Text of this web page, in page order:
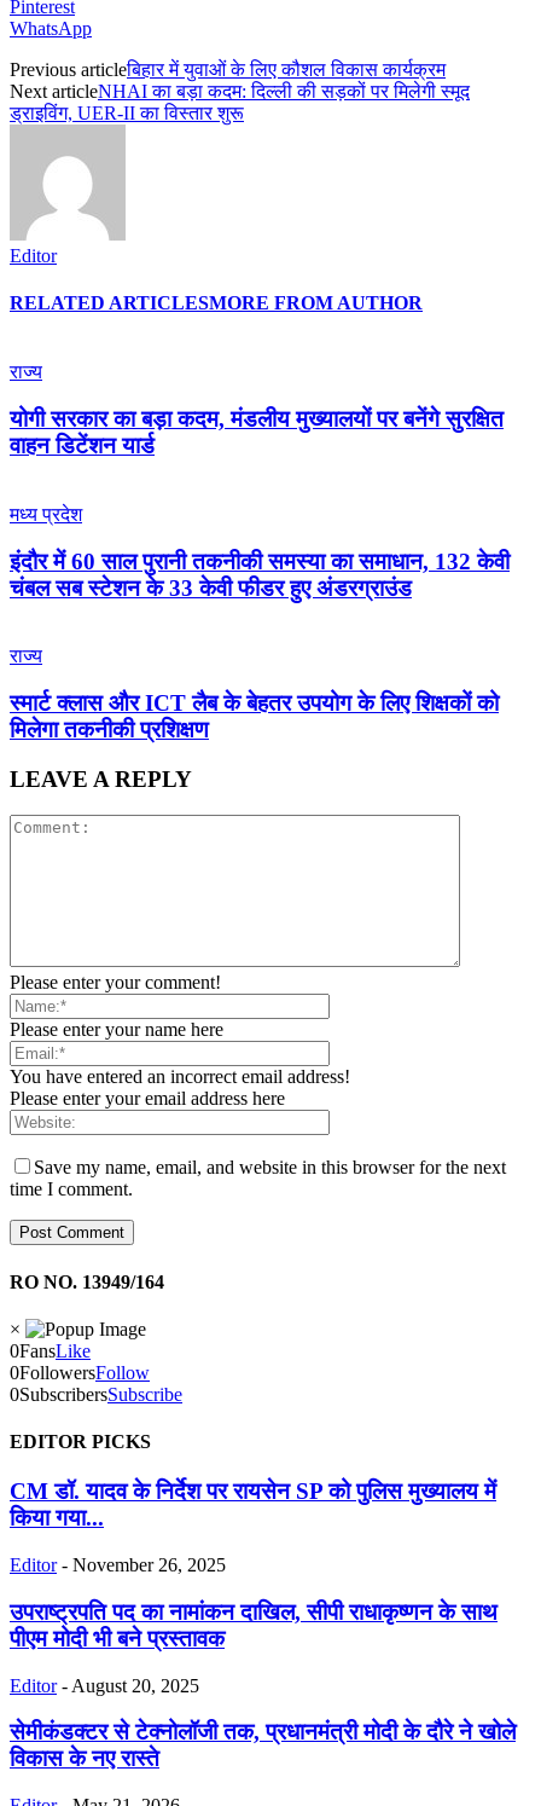
Pinterest
WhatsApp
Previous articleबिहार में युवाओं के लिए कौशल विकास कार्यक्रम
Next articleNHAI का बड़ा कदम: दिल्ली की सड़कों पर मिलेगी स्मूद
ड्राइविंग, UER-II का विस्तार शुरू
Editor
RELATED ARTICLESMORE FROM AUTHOR
राज्य
योगी सरकार का बड़ा कदम, मंडलीय मुख्यालयों पर बनेंगे सुरक्षित
वाहन डिटेंशन यार्ड
मध्य प्रदेश
इंदौर में 60 साल पुरानी तकनीकी समस्या का समाधान, 132 केवी
चंबल सब स्टेशन के 33 केवी फीडर हुए अंडरग्राउंड
राज्य
स्मार्ट क्लास और ICT लैब के बेहतर उपयोग के लिए शिक्षकों को
मिलेगा तकनीकी प्रशिक्षण
LEAVE A REPLY
Please enter your comment!
Please enter your name here
You have entered an incorrect email address!
Please enter your email address here
Save my name, email, and website in this browser for the next
time I comment.
RO NO. 13949/164
×
0FansLike
0FollowersFollow
0SubscribersSubscribe
EDITOR PICKS
CM डॉ. यादव के निर्देश पर रायसेन SP को पुलिस मुख्यालय में
किया गया...
Editor - November 26, 2025
उपराष्ट्रपति पद का नामांकन दाखिल, सीपी राधाकृष्णन के साथ
पीएम मोदी भी बने प्रस्तावक
Editor - August 20, 2025
सेमीकंडक्टर से टेक्नोलॉजी तक, प्रधानमंत्री मोदी के दौरे ने खोले
विकास के नए रास्ते